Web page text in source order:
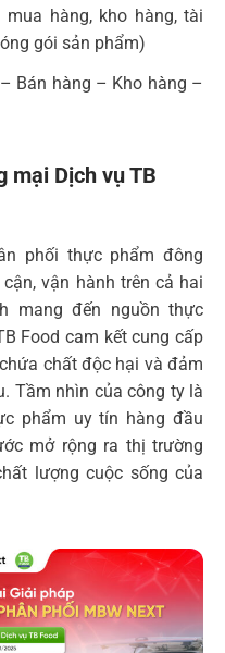
hàng, kho hàng, tài
gói sản phẩm)
Bán hàng – Kho hàng –
mại Dịch vụ TB
phối thực phẩm đông
vận hành trên cả hai
mang đến nguồn thực
Food cam kết cung cấp
chất độc hại và đảm
Tầm nhìn của công ty là
phẩm uy tín hàng đầu
mở rộng ra thị trường
lượng cuộc sống của